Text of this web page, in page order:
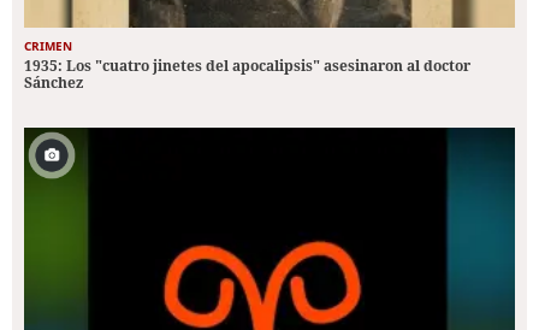
CRIMEN
1935: Los "cuatro jinetes del apocalipsis" asesinaron al doctor
Sánchez